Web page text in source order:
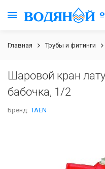
Главная Трубы и фитинги
Шаровой кран
бабочка, 1/2
Бренд: TAEN